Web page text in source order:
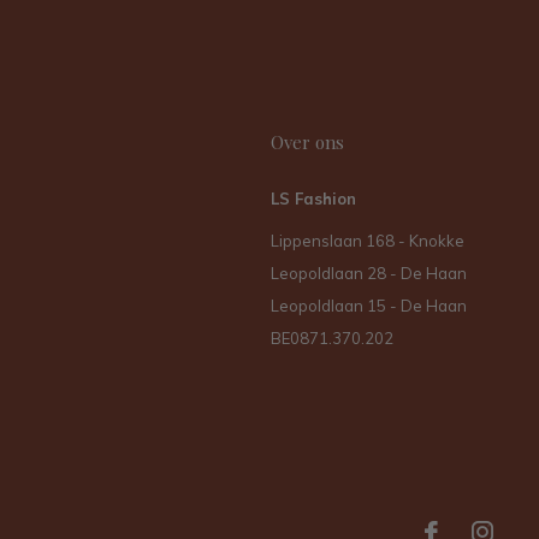
Over ons
LS Fashion
Lippenslaan 168 - Knokke
Leopoldlaan 28 - De Haan
Leopoldlaan 15 - De Haan
BE0871.370.202